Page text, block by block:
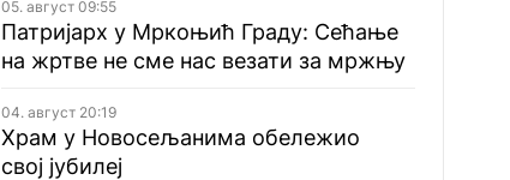
05. август 09:55
Патријарх у Мркоњић Граду: Сећање
на жртве не сме нас везати за мржњу
04. август 20:19
Храм у Новосељанима обележио
свој јубилеј